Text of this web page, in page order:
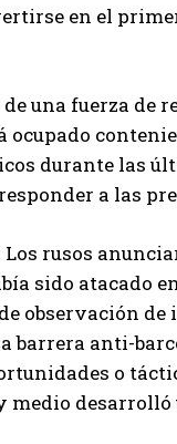
en el
una fuerza de
ocupado
durante las
responder a las
Los rusos
sido atacado
observación
barrera anti-
o
medio